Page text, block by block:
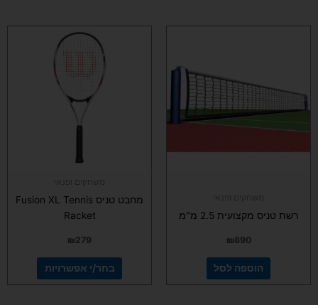
רשת טניס מקצועית 2.5 מ"מ
₪890
הוספה לסל
מחבט טניס Fusion XL Tennis
Racket
₪279
בחר/י אפשרויות
למוצר
מספר
סוגים.
ניתן
לבחור
האפשרויות